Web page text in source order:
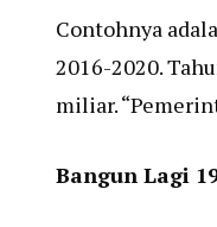
Contohnya
2016-2020.
miliar.
Bangun Lagi